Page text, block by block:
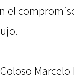
el